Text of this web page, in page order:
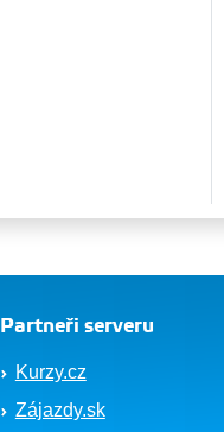
Partneři serveru
Kurzy.cz
Zájazdy.sk